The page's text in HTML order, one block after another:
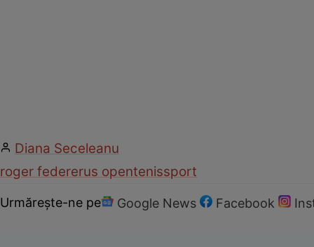
Diana Seceleanu
roger federerus opentenissport
Urmărește-ne pe Google News Facebook